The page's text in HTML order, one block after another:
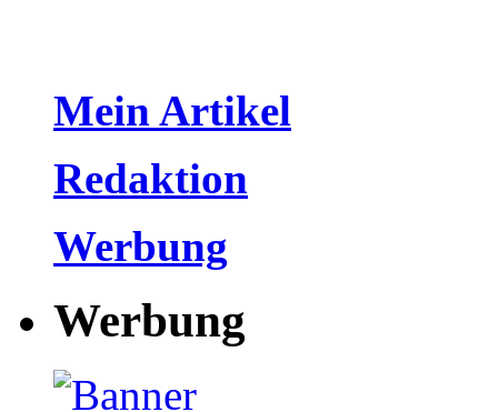
Mein Artikel
Redaktion
Werbung
Werbung